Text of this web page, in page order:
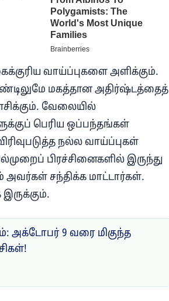
வாய்ப்புகளை அளிக்கும்.
மகத்தான அதிர்ஷ்டத்தைத்
வேலையில்
பெரிய ஒப்பந்தங்கள்
நல்ல வாய்ப்புகள்
பிரச்சினைகளில் இருந்து
அவர்கள் சந்திக்க மாட்டார்கள்.
அக்டோபர் 9 வரை மிகுந்த